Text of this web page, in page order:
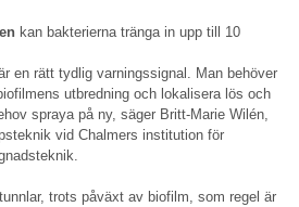
kan bakterierna tränga in upp till 10
en rätt tydlig varningssignal. Man behöver
utbredning och lokalisera lös och
spraya på ny, säger Britt-Marie Wilén,
vid Chalmers institution för
trots påväxt av biofilm, som regel är